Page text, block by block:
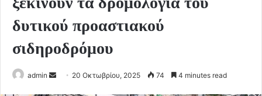
δυτικού προαστιακού
σιδηροδρόμου
admin
Send 20 Οκτωβρίου, 2025 74 4 minutes read